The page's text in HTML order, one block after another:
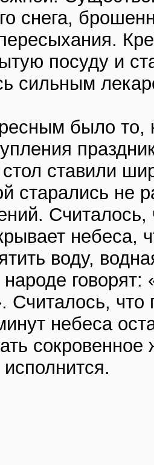
снега,
посуду и
сильным
было то,
ставили
старались не
небеса,
воду,
Считалось, что
небеса